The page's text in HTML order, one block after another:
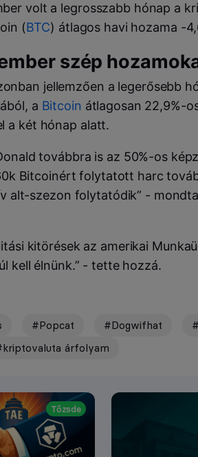
volt a legrosszabb hónap a
(BTC) átlagos havi hozama -
szép
jellemzően a legerősebb
a Bitcoin átlagosan 22,9%-
a két hónap alatt.
továbbra is az 50%-os
Bitcoinért folytatott harc
alt-szezon folytatódik” -
kitörések az amerikai
kell élnünk.” - tette hozzá.
#Popcat #Dogwifhat
árfolyam
Tőzsde